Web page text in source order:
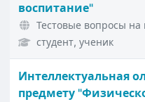
воспитание"
Тестовые вопросы на
студент, ученик
Интеллектуальная
предмету